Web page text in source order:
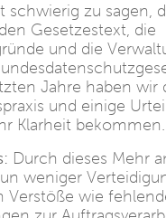
schwierig zu sagen,
Gesetzestext, die
und die
Jahre haben wir
und einige
Klarheit bekommen.
Durch dieses Mehr
weniger
Verstöße wie